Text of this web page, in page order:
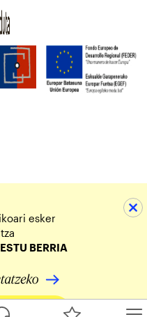
esker
BERRIA